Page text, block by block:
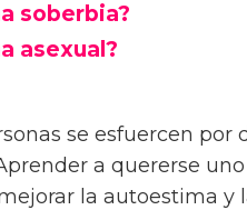
soberbia?
asexual?
se esfuercen por
a quererse
la autoestima y